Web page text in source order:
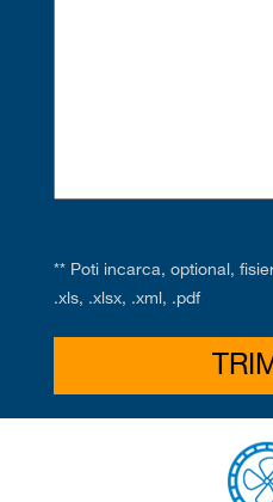
** Poti incarca, optional,
.xls, .xlsx, .xml, .pdf